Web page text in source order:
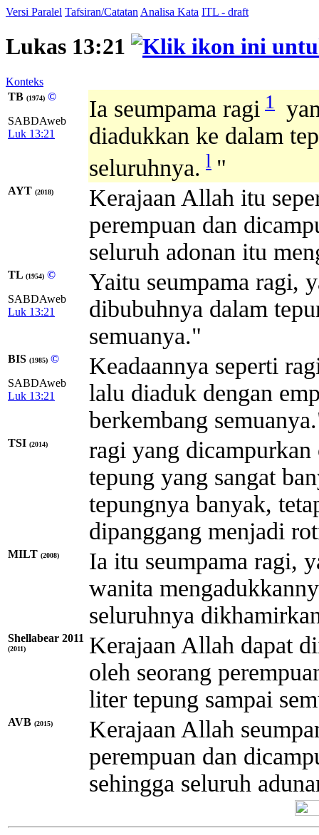
Versi Paralel Tafsiran/Catatan Analisa Kata ITL - draft
Lukas 13:21
Konteks
TB (1974) ©
SABDAweb
Luk 13:21
Ia seumpama ragi 1
diadukkan ke dalam
seluruhnya. l "
AYT (2018)
Kerajaan Allah itu
perempuan dan
seluruh adonan itu
TL (1954) ©
SABDAweb
Luk 13:21
Yaitu seumpama ragi,
dibubuhnya dalam
semuanya."
BIS (1985) ©
SABDAweb
Luk 13:21
Keadaannya seperti
lalu diaduk dengan
berkembang
TSI (2014)
ragi yang dicampurkan
tepung yang sangat
tepungnya banyak,
dipanggang menjadi
MILT (2008)
Ia itu seumpama ragi,
wanita
seluruhnya
Shellabear 2011
(2011)
Kerajaan Allah dapat
oleh seorang
liter tepung sampai
AVB (2015)
Kerajaan Allah
perempuan dan
sehingga seluruh